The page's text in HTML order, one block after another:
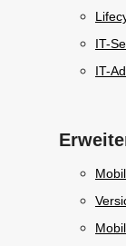
IT-
IT-